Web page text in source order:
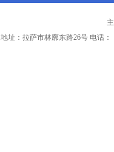
地址：拉萨市林廓东路26号 电话：